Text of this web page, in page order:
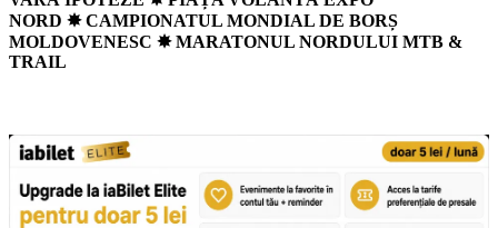
NORD ✸CAMPIONATUL MONDIAL DE BORȘ
MOLDOVENESC ✸MARATONUL NORDULUI MTB &
TRAIL